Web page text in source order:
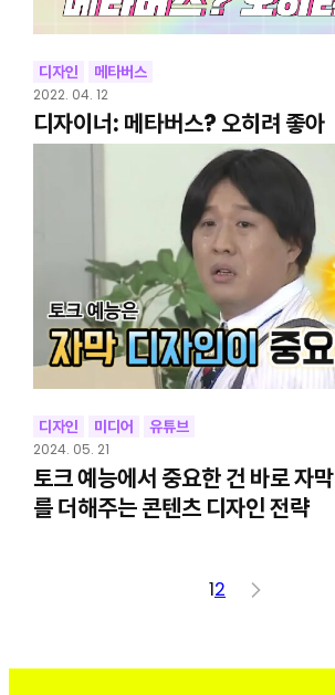
디자인 메타버스
2022. 04. 12
디자이너: 메타버스? 오히려 좋아
디자인 미디어 유튜브
2024. 05. 21
토크 예능에서 중요한 건 바로 자
를 더해주는 콘텐츠 디자인 전략
12 >